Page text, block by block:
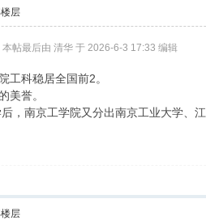
层
本帖最后由 清华 于 2026-6-3 17:33 编辑
工科稳居全国前2。
美誉。
，南京工学院又分出南京工业大学、
层